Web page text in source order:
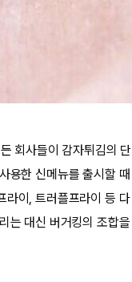
회사들이 감자튀김의 단
용한 신메뉴를 출시할 때
라이, 트러플프라이 등 다
는 대신 버거킹의 조합을